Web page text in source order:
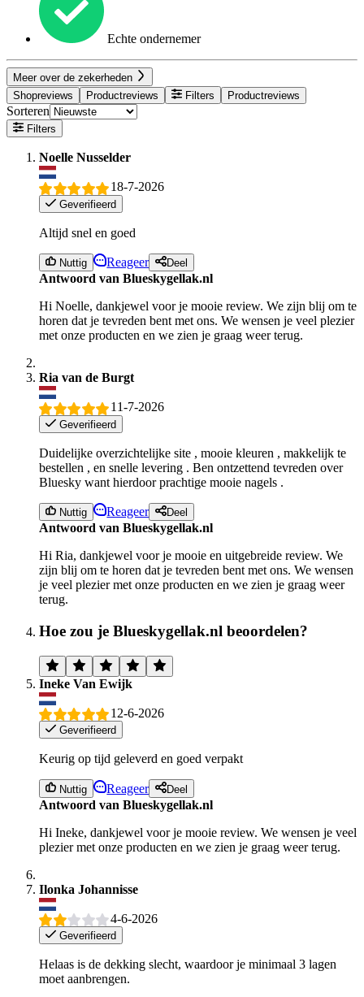
Echte ondernemer
Meer over de zekerheden
Shopreviews
Productreviews Filters Productreviews
Sorteren
Filters
Noelle Nusselder
18-7-2026
Geverifieerd
Altijd snel en goed
Nuttig Reageer Deel
Antwoord van Blueskygellak.nl
Hi Noelle, dankjewel voor je mooie review. We zijn blij om te
horen dat je tevreden bent met ons. We wensen je veel plezier
met onze producten en we zien je graag weer terug.
Ria van de Burgt
11-7-2026
Geverifieerd
Duidelijke overzichtelijke site , mooie kleuren , makkelijk te
bestellen , en snelle levering . Ben ontzettend tevreden over
Bluesky want hierdoor prachtige mooie nagels .
Nuttig Reageer Deel
Antwoord van Blueskygellak.nl
Hi Ria, dankjewel voor je mooie en uitgebreide review. We
zijn blij om te horen dat je tevreden bent met ons. We wensen
je veel plezier met onze producten en we zien je graag weer
terug.
Hoe zou je Blueskygellak.nl beoordelen?
Ineke Van Ewijk
12-6-2026
Geverifieerd
Keurig op tijd geleverd en goed verpakt
Nuttig Reageer Deel
Antwoord van Blueskygellak.nl
Hi Ineke, dankjewel voor je mooie review. We wensen je veel
plezier met onze producten en we zien je graag weer terug.
Ilonka Johannisse
4-6-2026
Geverifieerd
Helaas is de dekking slecht, waardoor je minimaal 3 lagen
moet aanbrengen.